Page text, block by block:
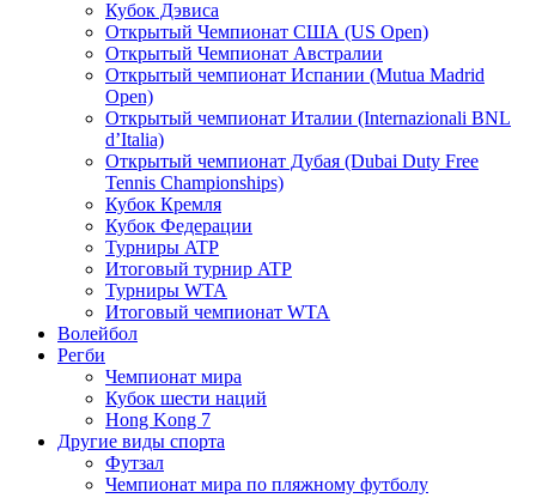
Кубок Дэвиса
Открытый Чемпионат США (US Open)
Открытый Чемпионат Австралии
Открытый чемпионат Испании (Mutua Madrid
Open)
Открытый чемпионат Италии (Internazionali BNL
d’Italia)
Открытый чемпионат Дубая (Dubai Duty Free
Tennis Championships)
Кубок Кремля
Кубок Федерации
Турниры ATP
Итоговый турнир ATP
Турниры WTA
Итоговый чемпионат WTA
Волейбол
Регби
Чемпионат мира
Кубок шести наций
Hong Kong 7
Другие виды спорта
Футзал
Чемпионат мира по пляжному футболу